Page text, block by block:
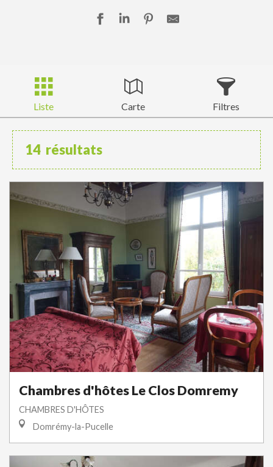
Liste Carte Filtres
14 résultats
Chambres d'hôtes Le Clos Domremy
CHAMBRES D'HÔTES
Domrémy-la-Pucelle